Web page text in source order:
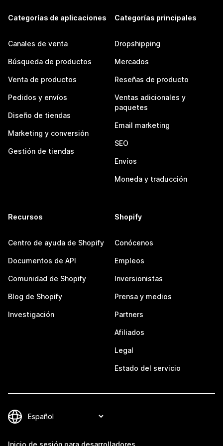
Categorías de aplicaciones
Canales de venta
Búsqueda de productos
Venta de productos
Pedidos y envíos
Diseño de tiendas
Marketing y conversión
Gestión de tiendas
Categorías principales
Dropshipping
Mercados
Reseñas de producto
Ventas adicionales y
paquetes
Email marketing
SEO
Envíos
Moneda y traducción
Recursos
Centro de ayuda de Shopify
Documentos de API
Comunidad de Shopify
Blog de Shopify
Investigación
Shopify
Conócenos
Empleos
Inversionistas
Prensa y medios
Partners
Afiliados
Legal
Estado del servicio